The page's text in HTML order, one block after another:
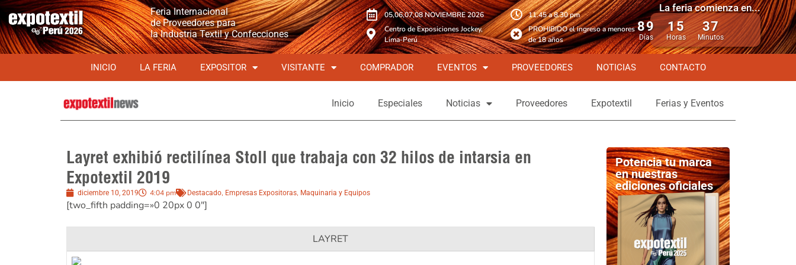
Feria Internacional
de Proveedores para
la Industria Textil y Confecciones
05,06,07,08 NOVIEMBRE 2026
Centro de Exposiciones Jockey,
Lima-Perú
11.45 a 8.30 pm
PROHIBIDO el ingreso a menores
de 18 años
La feria comienza en...
89
Días
15
Horas
37
Minutos
INICIO LA FERIA EXPOSITOR VISITANTE COMPRADOR EVENTOS PROVEEDORES NOTICIAS CONTACTO
Inicio Especiales Noticias Proveedores Expotextil Ferias y Eventos
Layret exhibió rectilínea Stoll que trabaja con 32 hilos de intarsia en
Expotextil 2019
diciembre 10, 2019 4:04 pm Destacado, Empresas Expositoras, Maquinaria y Equipos
[two_fifth padding=»0 20px 0 0″]
LAYRET
Potencia tu marca
en nuestras
ediciones oficiales